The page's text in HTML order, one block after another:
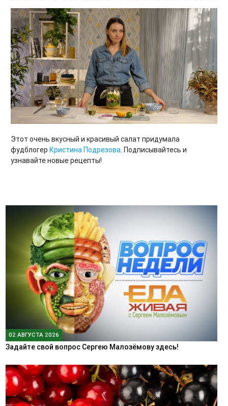
Этот очень вкусный и красивый салат придумала
фудблогер Кристина Подрезова. Подписывайтесь и
узнавайте новые рецепты!
02 АВГУСТА 2026
Задайте свой вопрос Сергею Малозёмову здесь!